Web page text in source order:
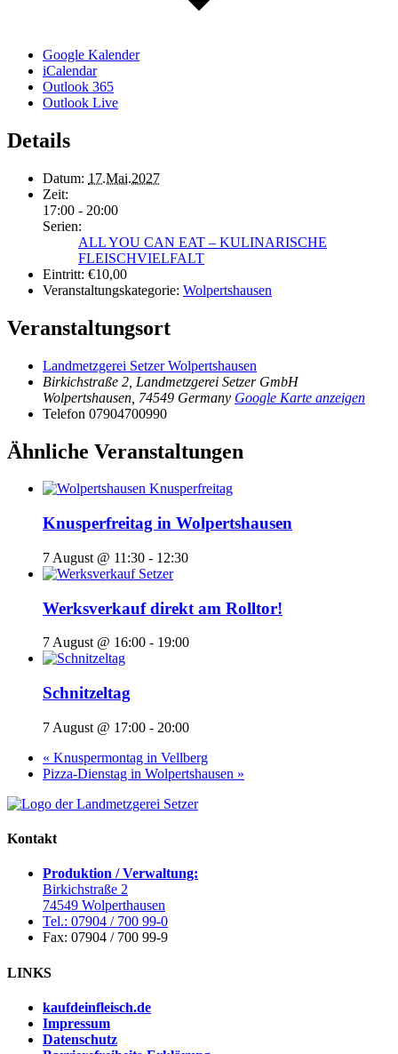
Google Kalender
iCalendar
Outlook 365
Outlook Live
Details
Datum: 17.Mai.2027
Zeit:
17:00 - 20:00
Serien:
ALL YOU CAN EAT – KULINARISCHE
FLEISCHVIELFALT
Eintritt: €10,00
Veranstaltungskategorie: Wolpertshausen
Veranstaltungsort
Landmetzgerei Setzer Wolpertshausen
Birkichstraße 2, Landmetzgerei Setzer GmbH
Wolpertshausen 74549 Germany Google Karte anzeigen
Telefon 07904700990
Ähnliche Veranstaltungen
Knusperfreitag in Wolpertshausen
7 August @ 11:30 - 12:30
Werksverkauf direkt am Rolltor!
7 August @ 16:00 - 19:00
Schnitzeltag
7 August @ 17:00 - 20:00
« Knuspermontag in Vellberg
Pizza-Dienstag in Wolpertshausen »
Kontakt
Produktion / Verwaltung:
Birkichstraße 2
74549 Wolperthausen
Tel.: 07904 / 700 99-0
Fax: 07904 / 700 99-9
LINKS
kaufdeinfleisch.de
Impressum
Datenschutz